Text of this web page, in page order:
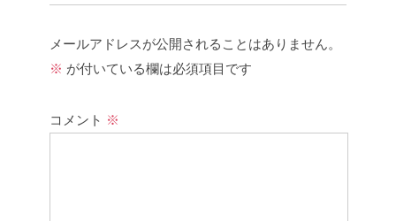
メールアドレスが公開されることはありません。
※ が付いている欄は必須項目です
コメント ※